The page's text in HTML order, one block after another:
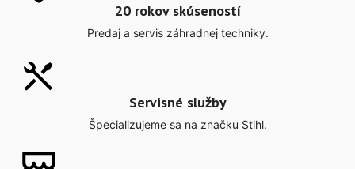
20 rokov skúseností
Predaj a servis záhradnej techniky.
Servisné služby
Špecializujeme sa na značku Stihl.